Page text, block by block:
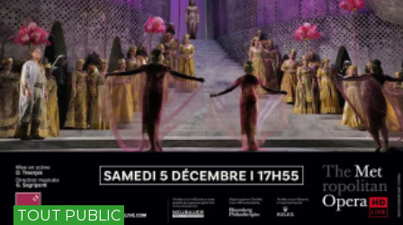
TOUT PUBLIC